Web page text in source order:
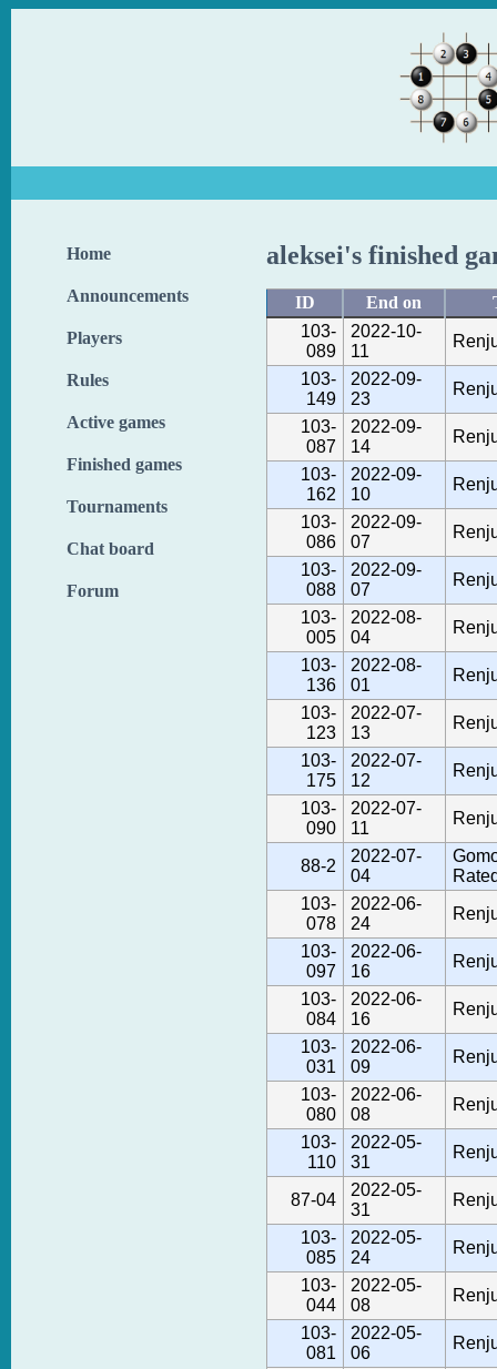
Home
Announcements
Players
Rules
Active games
Finished games
Tournaments
Chat board
Forum
aleksei's finished
ID End on
103-
089
2022-10-
11
103-
149
2022-09-
23
103-
087
2022-09-
14
103-
162
2022-09-
10
103-
086
2022-09-
07
103-
088
2022-09-
07
103-
005
2022-08-
04
103-
136
2022-08-
01
103-
123
2022-07-
13
103-
175
2022-07-
12
103-
090
2022-07-
11
88-2
2022-07-
04
103-
078
2022-06-
24
103-
097
2022-06-
16
103-
084
2022-06-
16
103-
031
2022-06-
09
103-
080
2022-06-
08
103-
110
2022-05-
31
87-04
2022-05-
31
103-
085
2022-05-
24
103-
044
2022-05-
08
103-
081
2022-05-
06